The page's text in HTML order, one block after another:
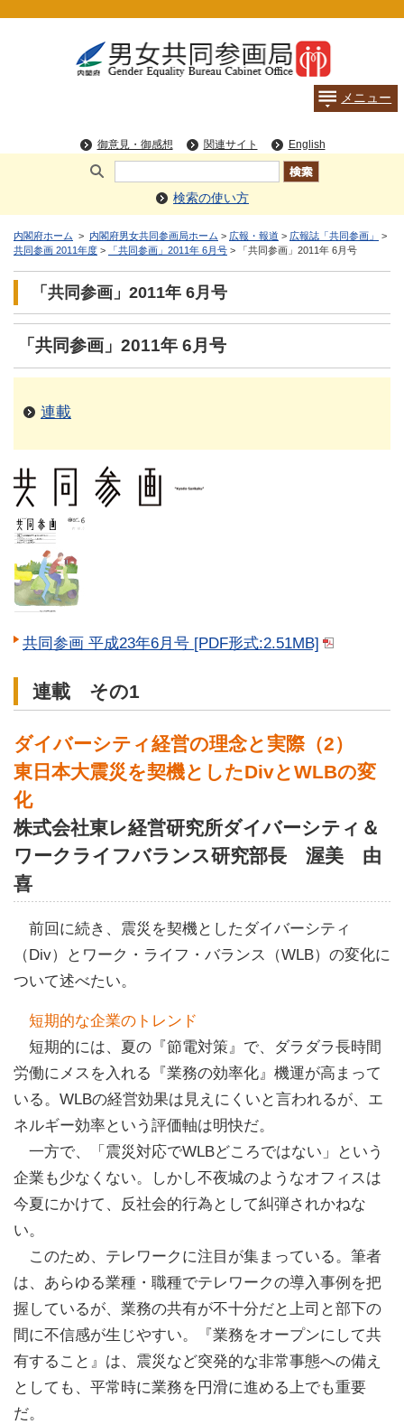
検索の使い方
内閣府ホーム > 内閣府男女共同参画局ホーム > 広報・報道 > 広報誌「共同参画」
>
共同参画 2011年度 > 「共同参画」2011年 6月号 > 「共同参画」2011年 6月号
「共同参画」2011年 6月号
「共同参画」2011年 6月号
連載
共同参画 平成23年6月号 [PDF形式:2.51MB]
連載 その1
ダイバーシティ経営の理念と実際（2）
東日本大震災を契機としたDivとWLBの変
化
株式会社東レ経営研究所ダイバーシティ＆
ワークライフバランス研究部長 渥美 由
喜
前回に続き、震災を契機としたダイバーシティ
（Div）とワーク・ライフ・バランス（WLB）の変化に
ついて述べたい。
短期的な企業のトレンド
短期的には、夏の『節電対策』で、ダラダラ長時間
労働にメスを入れる『業務の効率化』機運が高まって
いる。WLBの経営効果は見えにくいと言われるが、エ
ネルギー効率という評価軸は明快だ。
一方で、「震災対応でWLBどころではない」という
企業も少なくない。しかし不夜城のようなオフィスは
今夏にかけて、反社会的行為として糾弾されかねな
い。
このため、テレワークに注目が集まっている。筆者
は、あらゆる業種・職種でテレワークの導入事例を把
握しているが、業務の共有が不十分だと上司と部下の
間に不信感が生じやすい。『業務をオープンにして共
有すること』は、震災など突発的な非常事態への備え
としても、平常時に業務を円滑に進める上でも重要
だ。